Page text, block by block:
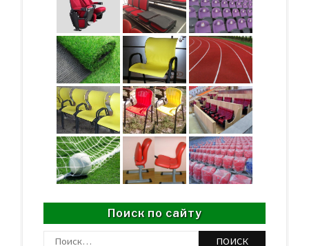
Поиск по сайту
Найти: